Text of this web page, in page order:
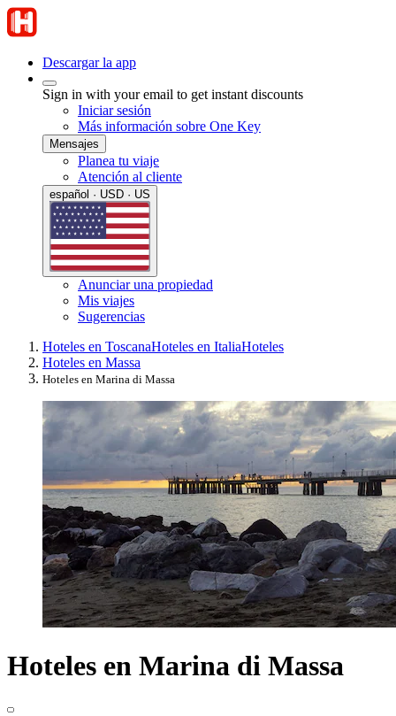
Descargar la app
Sign in with your email to get instant discounts
Iniciar sesión
Más información sobre One Key
Mensajes
Planea tu viaje
Atención al cliente
español · USD · US
Anunciar una propiedad
Mis viajes
Sugerencias
Hoteles en ToscanaHoteles en ItaliaHoteles
Hoteles en Massa
Hoteles en Marina di Massa
Hoteles en Marina di Massa